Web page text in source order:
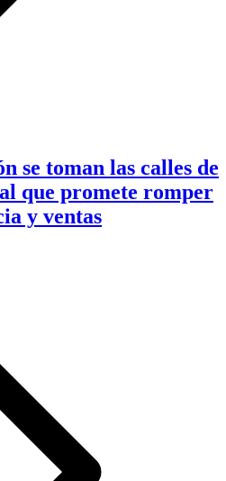
se toman las calles de
que promete romper
y ventas